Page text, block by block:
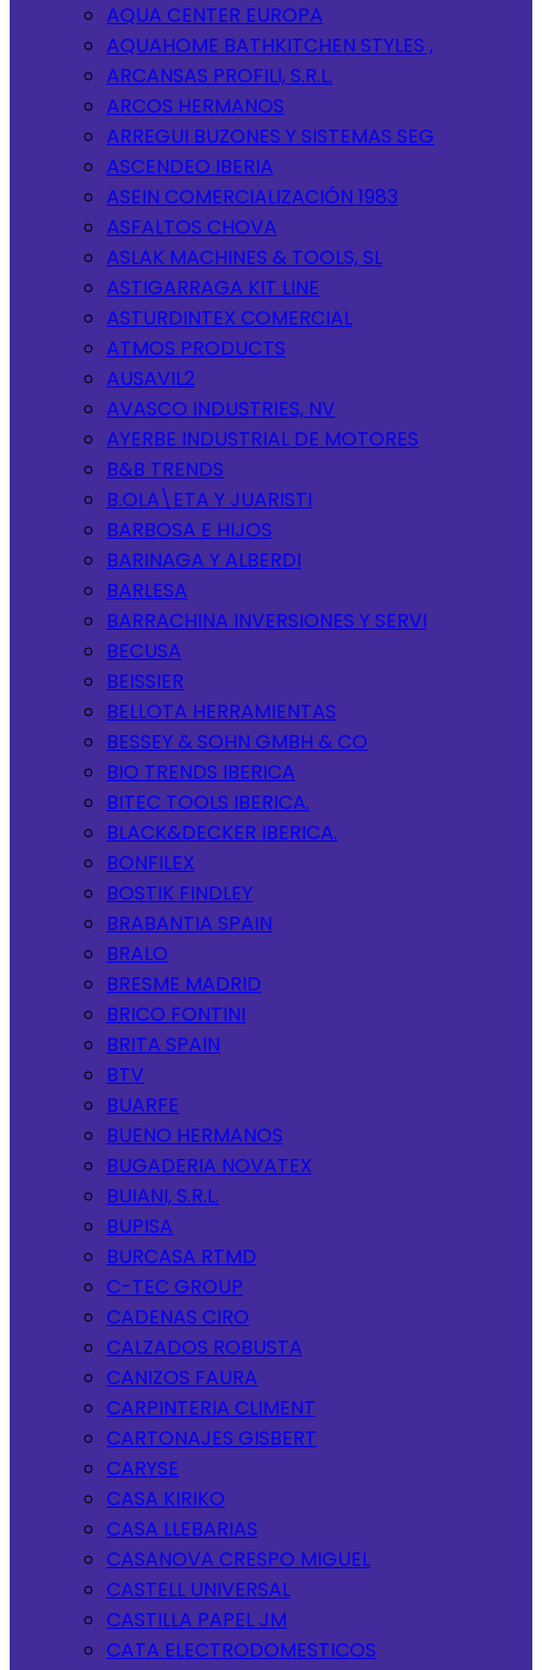
AQUA CENTER EUROPA
AQUAHOME BATHKITCHEN STYLES ,
ARCANSAS PROFILI, S.R.L.
ARCOS HERMANOS
ARREGUI BUZONES Y SISTEMAS SEG
ASCENDEO IBERIA
ASEIN COMERCIALIZACIÓN 1983
ASFALTOS CHOVA
ASLAK MACHINES & TOOLS, SL
ASTIGARRAGA KIT LINE
ASTURDINTEX COMERCIAL
ATMOS PRODUCTS
AUSAVIL2
AVASCO INDUSTRIES, NV
AYERBE INDUSTRIAL DE MOTORES
B&B TRENDS
B.OLA\ETA Y JUARISTI
BARBOSA E HIJOS
BARINAGA Y ALBERDI
BARLESA
BARRACHINA INVERSIONES Y SERVI
BECUSA
BEISSIER
BELLOTA HERRAMIENTAS
BESSEY & SOHN GMBH & CO
BIO TRENDS IBERICA
BITEC TOOLS IBERICA.
BLACK&DECKER IBERICA.
BONFILEX
BOSTIK FINDLEY
BRABANTIA SPAIN
BRALO
BRESME MADRID
BRICO FONTINI
BRITA SPAIN
BTV
BUARFE
BUENO HERMANOS
BUGADERIA NOVATEX
BUIANI, S.R.L.
BUPISA
BURCASA RTMD
C-TEC GROUP
CADENAS CIRO
CALZADOS ROBUSTA
CANIZOS FAURA
CARPINTERIA CLIMENT
CARTONAJES GISBERT
CARYSE
CASA KIRIKO
CASA LLEBARIAS
CASANOVA CRESPO MIGUEL
CASTELL UNIVERSAL
CASTILLA PAPEL JM
CATA ELECTRODOMESTICOS